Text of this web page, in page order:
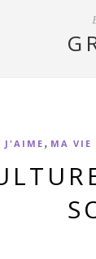
J'AIME , MA VIE